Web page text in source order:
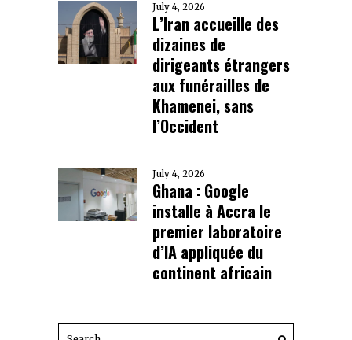
July 4, 2026
L’Iran accueille des
dizaines de
dirigeants étrangers
aux funérailles de
Khamenei, sans
l’Occident
July 4, 2026
Ghana : Google
installe à Accra le
premier laboratoire
d’IA appliquée du
continent africain